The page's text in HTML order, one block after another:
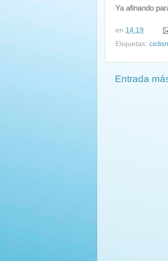
Ya afinando
en 14:19
Etiquetas:
Entrada